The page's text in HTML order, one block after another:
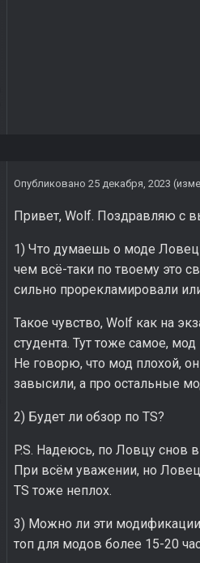
Опубликовано 25 декабря, 2023
Привет, Wolf. Поздравляю с
1) Что думаешь о моде Ловец
чем всё-таки по твоему это
сильно прорекламировали
Такое чувство, Wolf как на
студента. Тут тоже самое,
Не говорю, что мод плохой,
завысили, а про остальные
2) Будет ли обзор по TS?
P.S. Надеюсь, по Ловцу снов
При всём уважении, но
TS тоже неплох.
3) Можно ли эти
топ для модов более 15-20